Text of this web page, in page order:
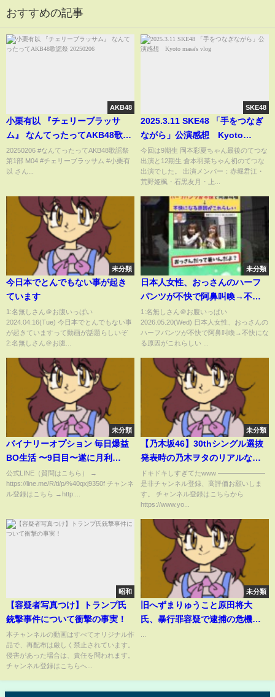
おすすめの記事
AKB48
小栗有以 『チェリーブラッサ
ム』 なんてったってAKB48歌謡
祭 20250206
20250206 #なんてったってAKB48歌謡祭
第1部 M04 #チェリーブラッサム #小栗有
以 さん...
SKE48
2025.3.11 SKE48 「手をつなぎ
ながら」公演感想 Kyoto
masa's vlog
今回は9期生 岡本彩夏ちゃん最後のてつな
出演と12期生 倉本羽菜ちゃん初のてつな
出演でした。 出演メンバー：赤堀君江・
荒野姫楓・石黒友月・上...
未分類
今日本でとんでもない事が起き
ています
1:名無しさん＠お腹いっぱい
2024.04.16(Tue) 今日本でとんでもない事
が起きていますって動画が話題らしいぞ
2:名無しさん＠お腹...
未分類
日本人女性、おっさんのハーフ
パンツが不快で阿鼻叫喚→不快
になる原因がこれらしい #2chま
とめ
1:名無しさん＠お腹いっぱい
2026.05.20(Wed) 日本人女性、おっさんの
ハーフパンツが不快で阿鼻叫喚→不快にな
る原因がこれらしい ...
未分類
バイナリーオプション 毎日爆益
BO生活 〜9日目〜遂に月利
15,000％越え！？前代未聞の利
益率！全取引公開！！最強の損
小利大取引
公式LINE（質問はこちら） →
https://line.me/R/ti/p/%40qxj9350f チャンネ
ル登録はこちら →http:...
未分類
【乃木坂46】30thシングル選抜
発表時の乃木ヲタのリアルな反
応。【乃木坂工事中】
ドキドキしすぎてたwww ―――――――
是非チャンネル登録、高評価お願いしま
す。 チャンネル登録はこちらから
https://www.yo...
昭和
【容疑者写真つけ】トランプ氏
銃撃事件について衝撃の事実！
本チャンネルの動画はすべてオリジナル作
品で、再配布は厳しく禁止されています。
侵害があった場合は、責任を問われます。
チャンネル登録はこちらへ...
未分類
旧へずまりゅうこと原田将大
氏、暴行罪容疑で逮捕の危機